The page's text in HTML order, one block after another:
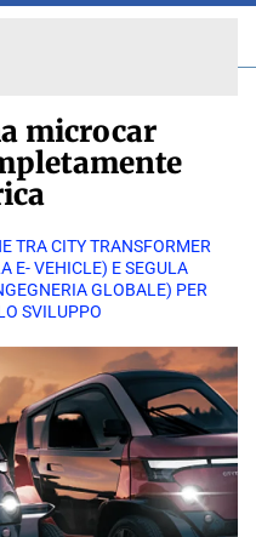
microcar
TRA CITY TRANSFORMER
E- VEHICLE) E SEGULA
GLOBALE) PER
SVILUPPO